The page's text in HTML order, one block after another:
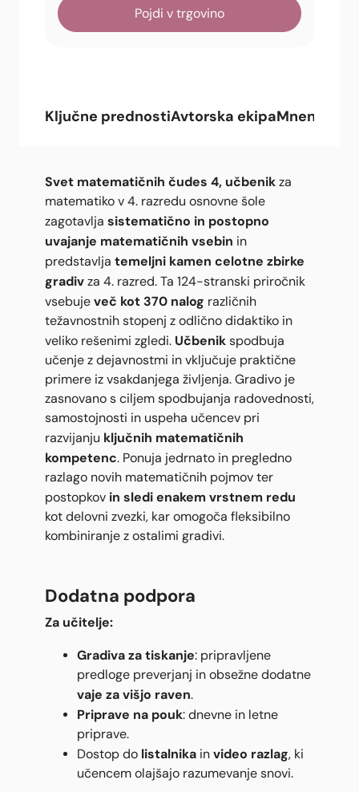
Pojdi v trgovino
Ključne prednostiAvtorska ekipaMnenja
Svet matematičnih čudes 4, učbenik za
matematiko v 4. razredu osnovne šole
zagotavlja sistematično in postopno
uvajanje matematičnih vsebin in
predstavlja temeljni kamen celotne zbirke
gradiv za 4. razred. Ta 124-stranski priročnik
vsebuje več kot 370 nalog različnih
težavnostnih stopenj z odlično didaktiko in
veliko rešenimi zgledi. Učbenik spodbuja
učenje z dejavnostmi in vključuje praktične
primere iz vsakdanjega življenja. Gradivo je
zasnovano s ciljem spodbujanja radovednosti,
samostojnosti in uspeha učencev pri
razvijanju ključnih matematičnih
kompetenc. Ponuja jedrnato in pregledno
razlago novih matematičnih pojmov ter
postopkov in sledi enakem vrstnem redu
kot delovni zvezki, kar omogoča fleksibilno
kombiniranje z ostalimi gradivi.
Dodatna podpora
Za učitelje:
Gradiva za tiskanje: pripravljene
predloge preverjanj in obsežne dodatne
vaje za višjo raven.
Priprave na pouk: dnevne in letne
priprave.
Dostop do listalnika in video razlag, ki
učencem olajšajo razumevanje snovi.